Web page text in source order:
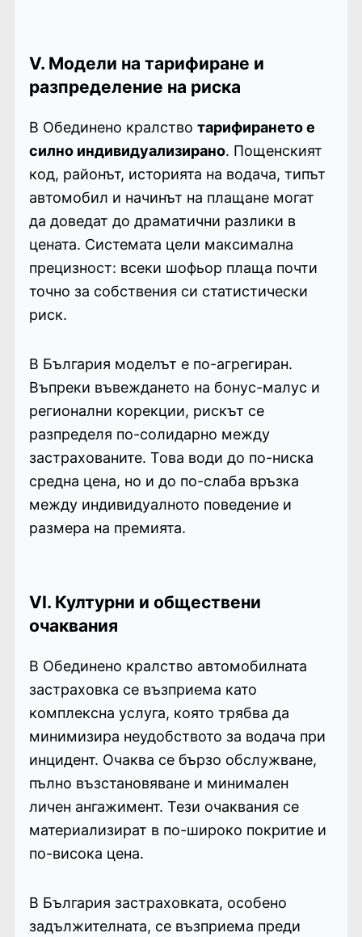
V. Модели на тарифиране и
разпределение на риска
В Обединено кралство тарифиране­то е
силно индивидуализирано. Пощенският
код, районът, историята на водача, типът
автомобил и начинът на плащане могат
да доведат до драматични разлики в
цената. Системата цели максимална
прецизност: всеки шофьор плаща почти
точно за собствения си статистически
риск.
В България моделът е по-агрегиран.
Въпреки въвеждането на бонус-малус и
регионални корекции, рискът се
разпределя по-солидарно между
застрахованите. Това води до по-ниска
средна цена, но и до по-слаба връзка
между индивидуалното поведение и
размера на премията.
VI. Културни и обществени
очаквания
В Обединено кралство автомобилната
застраховка се възприема като
комплексна услуга, която трябва да
минимизира неудобството за водача при
инцидент. Очаква се бързо обслужване,
пълно възстановяване и минимален
личен ангажимент. Тези очаквания се
материализират в по-широко покритие и
по-висока цена.
В България застраховката, особено
задължителната, се възприема преди